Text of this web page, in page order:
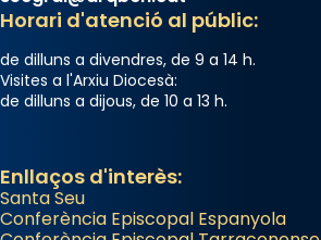
Horari d'atenció al públic:
de dilluns a divendres, de 9 a 14 h.
Visites a l'Arxiu Diocesà:
de dilluns a dijous, de 10 a 13 h.
Enllaços d'interès:
Santa Seu
Conferència Episcopal Espanyola